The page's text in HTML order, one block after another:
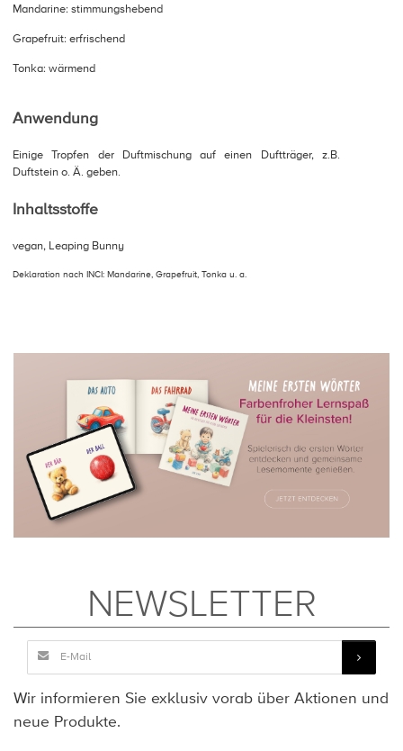
Mandarine: stimmungshebend
Grapefruit: erfrischend
Tonka: wärmend
Anwendung
Einige Tropfen der Duftmischung auf einen Duftträger, z.B.
Duftstein o. Ä. geben.
Inhaltsstoffe
vegan, Leaping Bunny
Deklaration nach INCI: Mandarine, Grapefruit, Tonka u. a.
NEWSLETTER
Wir informieren Sie exklusiv vorab über Aktionen und
neue Produkte.